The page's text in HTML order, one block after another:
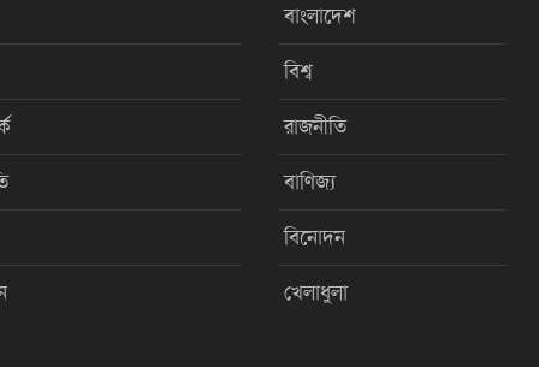
বাংলাদেশ
বিশ্ব
রাজনীতি
বাণিজ্য
বিনোদন
খেলাধুলা